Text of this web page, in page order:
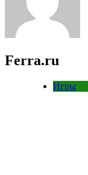
Ferra.ru
Игры